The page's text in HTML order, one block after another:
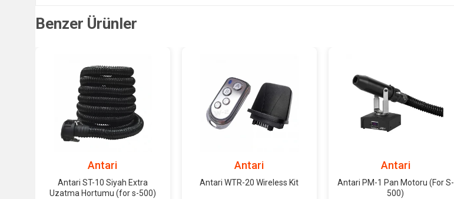
Benzer Ürünler
Antari
Antari ST-10 Siyah Extra
Uzatma Hortumu (for s-500)
Antari
Antari WTR-20 Wireless Kit
Antari
Antari PM-1 Pan Motoru (For S-
500)